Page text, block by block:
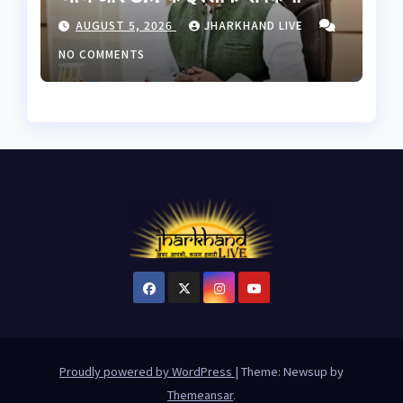
इनकार, छात्रों से बातचीत को बनेगी
हाई लेवल कमेटी
AUGUST 5, 2026
JHARKHAND LIVE
NO COMMENTS
Proudly powered by WordPress | Theme: Newsup by
Themeansar.